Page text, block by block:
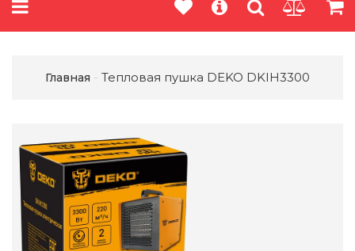
Главная Тепловая пушка DEKO DKIH3300